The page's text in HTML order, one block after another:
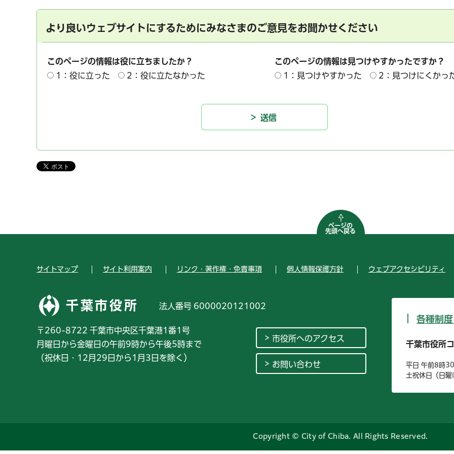
より良いウェブサイトにするためにみなさまのご意見をお聞かせください
このページの情報は役に立ちましたか？
1：役に立った
2：役に立たなかった
このページの情報は見つけやすかったですか？
1：見つけやすかった
2：見つけにくかっ
ページの
先頭へ戻る
サイトマップ サイト利用案内 リンク・著作権・免責事項 個人情報保護方針 ウェブアクセシビリティ
千葉市役所 法人番号 6000020121002
〒260-8722 千葉市中央区千葉港1番1号
月曜日から金曜日の午前9時から午後5時まで
（祝休日・12月29日から1月3日を除く）
市役所へのアクセス
お問い合わせ
各種制
千葉市役所
平日 午前8時
土祝休日（日
Copyright © City of Chiba. All Rights Reserved.